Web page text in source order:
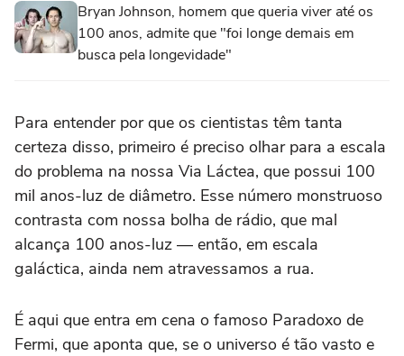
Bryan Johnson, homem que queria viver até os
100 anos, admite que "foi longe demais em
busca pela longevidade"
Para entender por que os cientistas têm tanta
certeza disso, primeiro é preciso olhar para a escala
do problema na nossa Via Láctea, que possui 100
mil anos-luz de diâmetro. Esse número monstruoso
contrasta com nossa bolha de rádio, que mal
alcança 100 anos-luz — então, em escala
galáctica, ainda nem atravessamos a rua.
É aqui que entra em cena o famoso Paradoxo de
Fermi, que aponta que, se o universo é tão vasto e